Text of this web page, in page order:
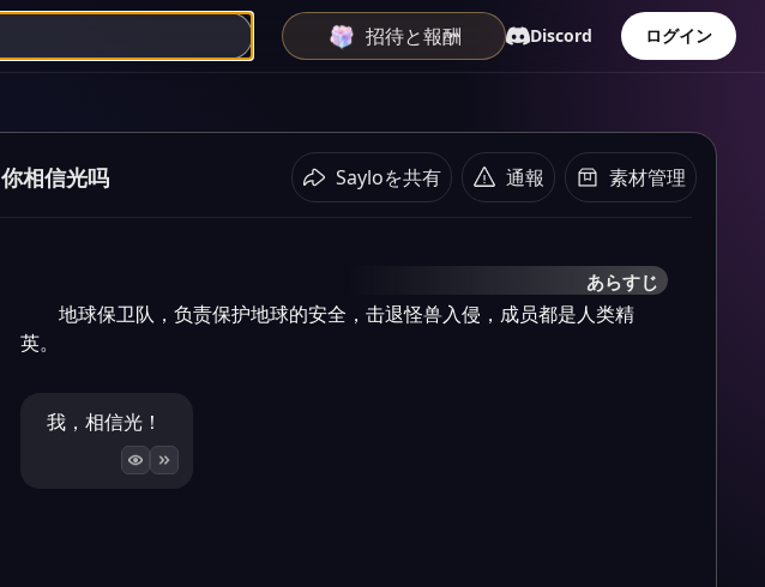
招待と報酬 Discord ログイン
你相信光吗 Sayloを共有 通報 素材管理
あらすじ
地球保卫队，负责保护地球的安全，击退怪兽入侵，成员都是人类精
英。
我，相信光！